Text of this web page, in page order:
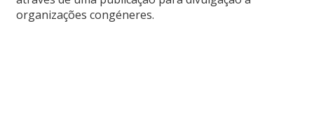
organizações congéneres.